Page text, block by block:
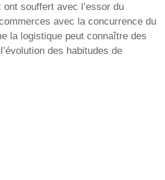
ont souffert avec l’essor du
avec la concurrence du
la logistique peut connaître des
des habitudes de